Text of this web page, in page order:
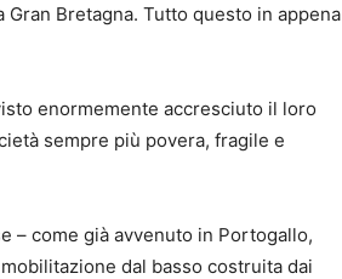
Bretagna. Tutto questo in appena
enormemente accresciuto il loro
sempre più povera, fragile e
– come già avvenuto in Portogallo,
dal basso costruita dai